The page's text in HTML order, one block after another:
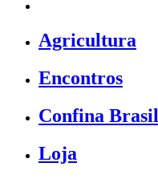
Agricultura
Encontros
Confina Brasil
Loja